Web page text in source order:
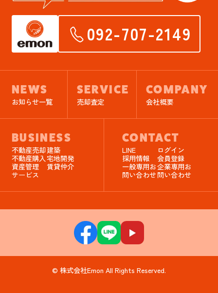
092-707-2149
NEWS
お知らせ一覧
SERVICE
売却査定
COMPANY
会社概要
BUSINESS
不動産売却建築
不動産購入宅地開発
資産管理
サービス
賃貸仲介
CONTACT
LINE
ログイン
採用情報
会員登録
一般専用お
問い合わせ
企業専用お
問い合わせ
© 株式会社Emon All Rights Reserved.